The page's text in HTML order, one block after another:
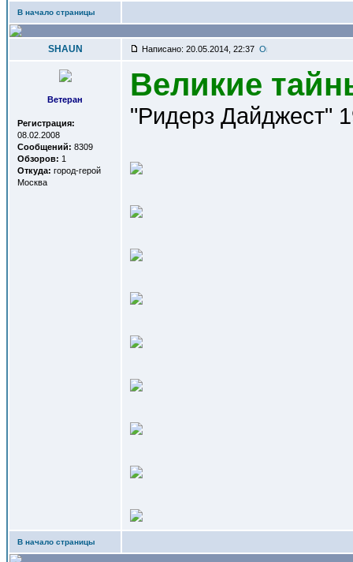
В начало страницы
SHAUN Написано: 20.05.2014, 22:37
Ветеран
Регистрация:
08.02.2008
Сообщений: 8309
Обзоров: 1
Откуда: город-герой
Москва
Великие
"Ридерз Дайджест"
В начало страницы